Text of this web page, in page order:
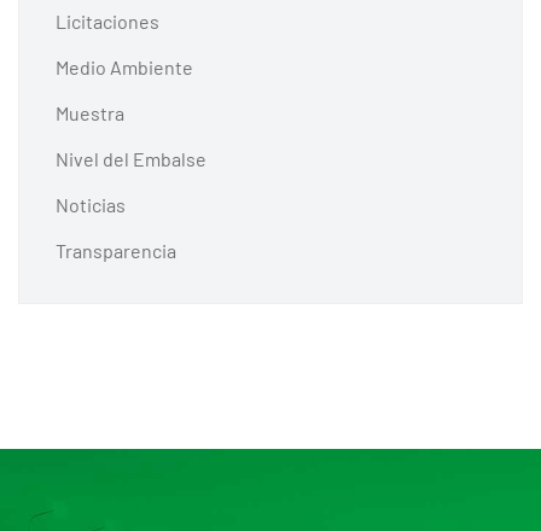
Licitaciones
Medio Ambiente
Muestra
Nivel del Embalse
Noticias
Transparencia